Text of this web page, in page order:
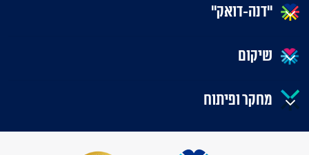
"דנה-דואק"
שיקום
מחקר ופיתוח